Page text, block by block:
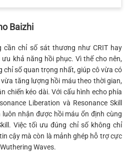
Baizhi
cần chỉ số sát thương như CRIT hay
khả năng hồi phục. Vì thế cho nên,
chỉ số quan trọng nhất, giúp cô vừa có
tăng lượng hồi máu theo thời gian,
chiến kéo dài. Với cấu hình echo phía
Liberation và Resonance Skill
nhận được hồi máu ổn định cùng
Việc tối ưu đúng chỉ số không chỉ
cậy mà còn là mảnh ghép hỗ trợ cực
Waves.